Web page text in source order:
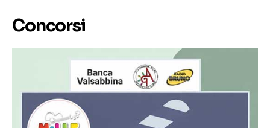
Concorsi